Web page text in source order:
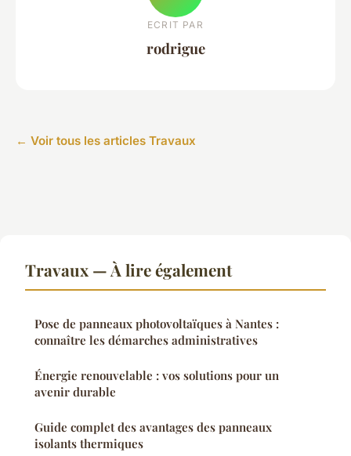
ECRIT PAR
rodrigue
← Voir tous les articles Travaux
Travaux — À lire également
Pose de panneaux photovoltaïques à Nantes :
connaître les démarches administratives
Énergie renouvelable : vos solutions pour un
avenir durable
Guide complet des avantages des panneaux
isolants thermiques